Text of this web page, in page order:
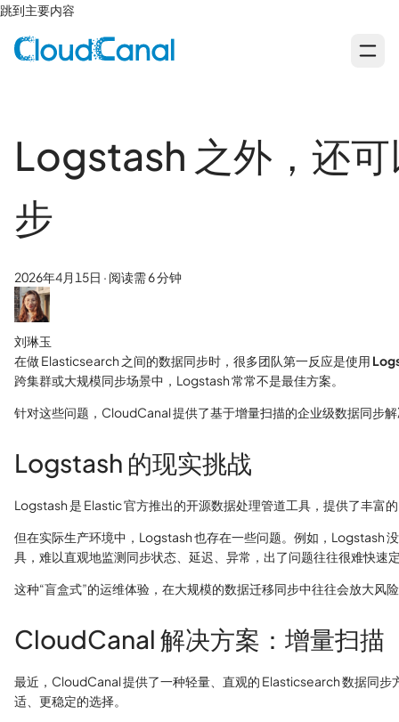
跳到主要内容
Logstash 之外，还
步
2026年4月15日 · 阅读需 6 分钟
刘琳玉
在做 Elasticsearch 之间的数据同步时，很多团队第一反应是使用
跨集群或大规模同步场景中，Logstash 常常不是最佳方案。
针对这些问题，CloudCanal 提供了基于增量扫描的企业级数据同步
Logstash 的现实挑战
Logstash 是 Elastic 官方推出的开源数据处理管道工具，提供了丰
但在实际生产环境中，Logstash 也存在一些问题。例如，Logstash
具，难以直观地监测同步状态、延迟、异常，出了问题往往很难快速
这种“盲盒式”的运维体验，在大规模的数据迁移同步中往往会放大风
CloudCanal 解决方案：增量扫描
最近，CloudCanal 提供了一种轻量、直观的 Elasticsearch 数据同
适、更稳定的选择。